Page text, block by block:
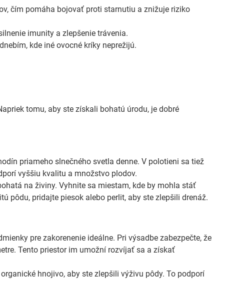
čím pomáha bojovať proti starnutiu a znižuje riziko
imunity a zlepšenie trávenia.
kde iné ovocné kríky neprežijú.
tomu, aby ste získali bohatú úrodu, je dobré
priameho slnečného svetla denne. V polotieni sa tiež
vyššiu kvalitu a množstvo plodov.
na živiny. Vyhnite sa miestam, kde by mohla stáť
pôdu, pridajte piesok alebo perlit, aby ste zlepšili drenáž.
pre zakorenenie ideálne. Pri výsadbe zabezpečte, že
Tento priestor im umožní rozvíjať sa a získať
hnojivo, aby ste zlepšili výživu pôdy. To podporí